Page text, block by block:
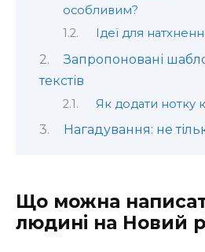
особливим?
Ідеї для
Запропоновані
текстів
Як додати нотку
Нагадування: не
Що можна
людині на Новий